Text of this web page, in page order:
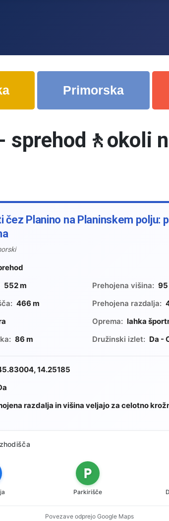
Primorska
sprehod🚶okoli
čez Planino na Planinskem polju:
552 m
466 m
86 m
Prehojena višina: 95
Prehojena razdalja:
Oprema: lahka
Družinski izlet: Da -
14.25185
razdalja in višina veljajo za celotno
Parkirišče
Povezave odprejo Google Maps